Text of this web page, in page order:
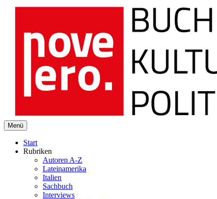
Buch Kultur Politik
Menü
Start
Rubriken
Autoren A-Z
Lateinamerika
Italien
Sachbuch
Interviews